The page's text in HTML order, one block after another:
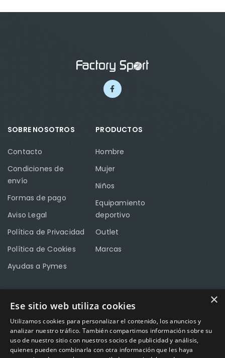
SOBRE NOSOTROS
Contacto
Condiciones de
envío
Formas de pago
Aviso Legal
Política de Privacidad
Política de Cookies
Ayudas a Pymes
PRODUCTOS
Hombre
Mujer
Niños
Equipamiento
deportivo
Outlet
Marcas
CONTACTO
Calle Méndez Núñez nº3 – Fuente Palmera 14120 Córdoba
Teléfono957 04 96 57
×
Ese sitio web utiliza cookies
Utilizamos cookies para personalizar el contenido, los anuncios y
analizar nuestro tráfico. También compartimos información sobre su
uso de nuestro sitio con nuestros socios de publicidad y análisis,
quienes pueden combinarla con otra información que les haya